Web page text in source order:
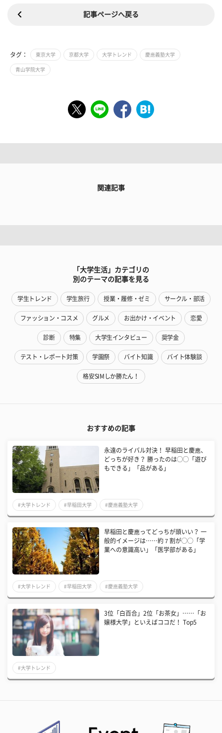
記事ページへ戻る
タグ： 東京大学 京都大学 大学トレンド 慶應義塾大学
青山学院大学
関連記事
「大学生活」カテゴリの
別のテーマの記事を見る
学生トレンド 学生旅行 授業・履修・ゼミ サークル・部活
ファッション・コスメ グルメ お出かけ・イベント 恋愛
診断 特集 大学生インタビュー 奨学金
テスト・レポート対策 学園祭 バイト知識 バイト体験談
格安SIMしか勝たん！
おすすめの記事
永遠のライバル対決！ 早稲田と慶應、
どっちが好き？ 勝ったのは◯◯「遊び
もできる」「品がある」
#大学トレンド #早稲田大学 #慶應義塾大学
早稲田と慶應ってどっちが頭いい？ 一
般的イメージは……約７割が◯◯「学
業への意識高い」「医学部がある」
#大学トレンド #早稲田大学 #慶應義塾大学
3位「白百合」2位「お茶女」……「お
嬢様大学」といえばココだ！ Top5
#大学トレンド